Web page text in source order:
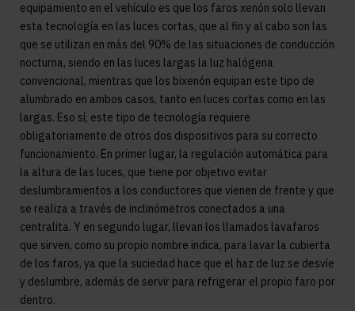
equipamiento en el vehículo es que los faros xenón solo llevan
esta tecnología en las luces cortas, que al fin y al cabo son las
que se utilizan en más del 90% de las situaciones de conducción
nocturna, siendo en las luces largas la luz halógena
convencional, mientras que los bixenón equipan este tipo de
alumbrado en ambos casos, tanto en luces cortas como en las
largas. Eso sí, este tipo de tecnología requiere
obligatoriamente de otros dos dispositivos para su correcto
funcionamiento. En primer lugar, la regulación automática para
la altura de las luces, que tiene por objetivo evitar
deslumbramientos a los conductores que vienen de frente y que
se realiza a través de inclinómetros conectados a una
centralita. Y en segundo lugar, llevan los llamados lavafaros
que sirven, como su propio nombre indica, para lavar la cubierta
de los faros, ya que la suciedad hace que el haz de luz se desvíe
y deslumbre, además de servir para refrigerar el propio faro por
dentro.